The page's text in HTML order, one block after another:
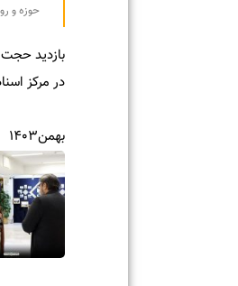
حوزه و
بازدید
در مرکز اسناد
بهمن۱۴۰۳